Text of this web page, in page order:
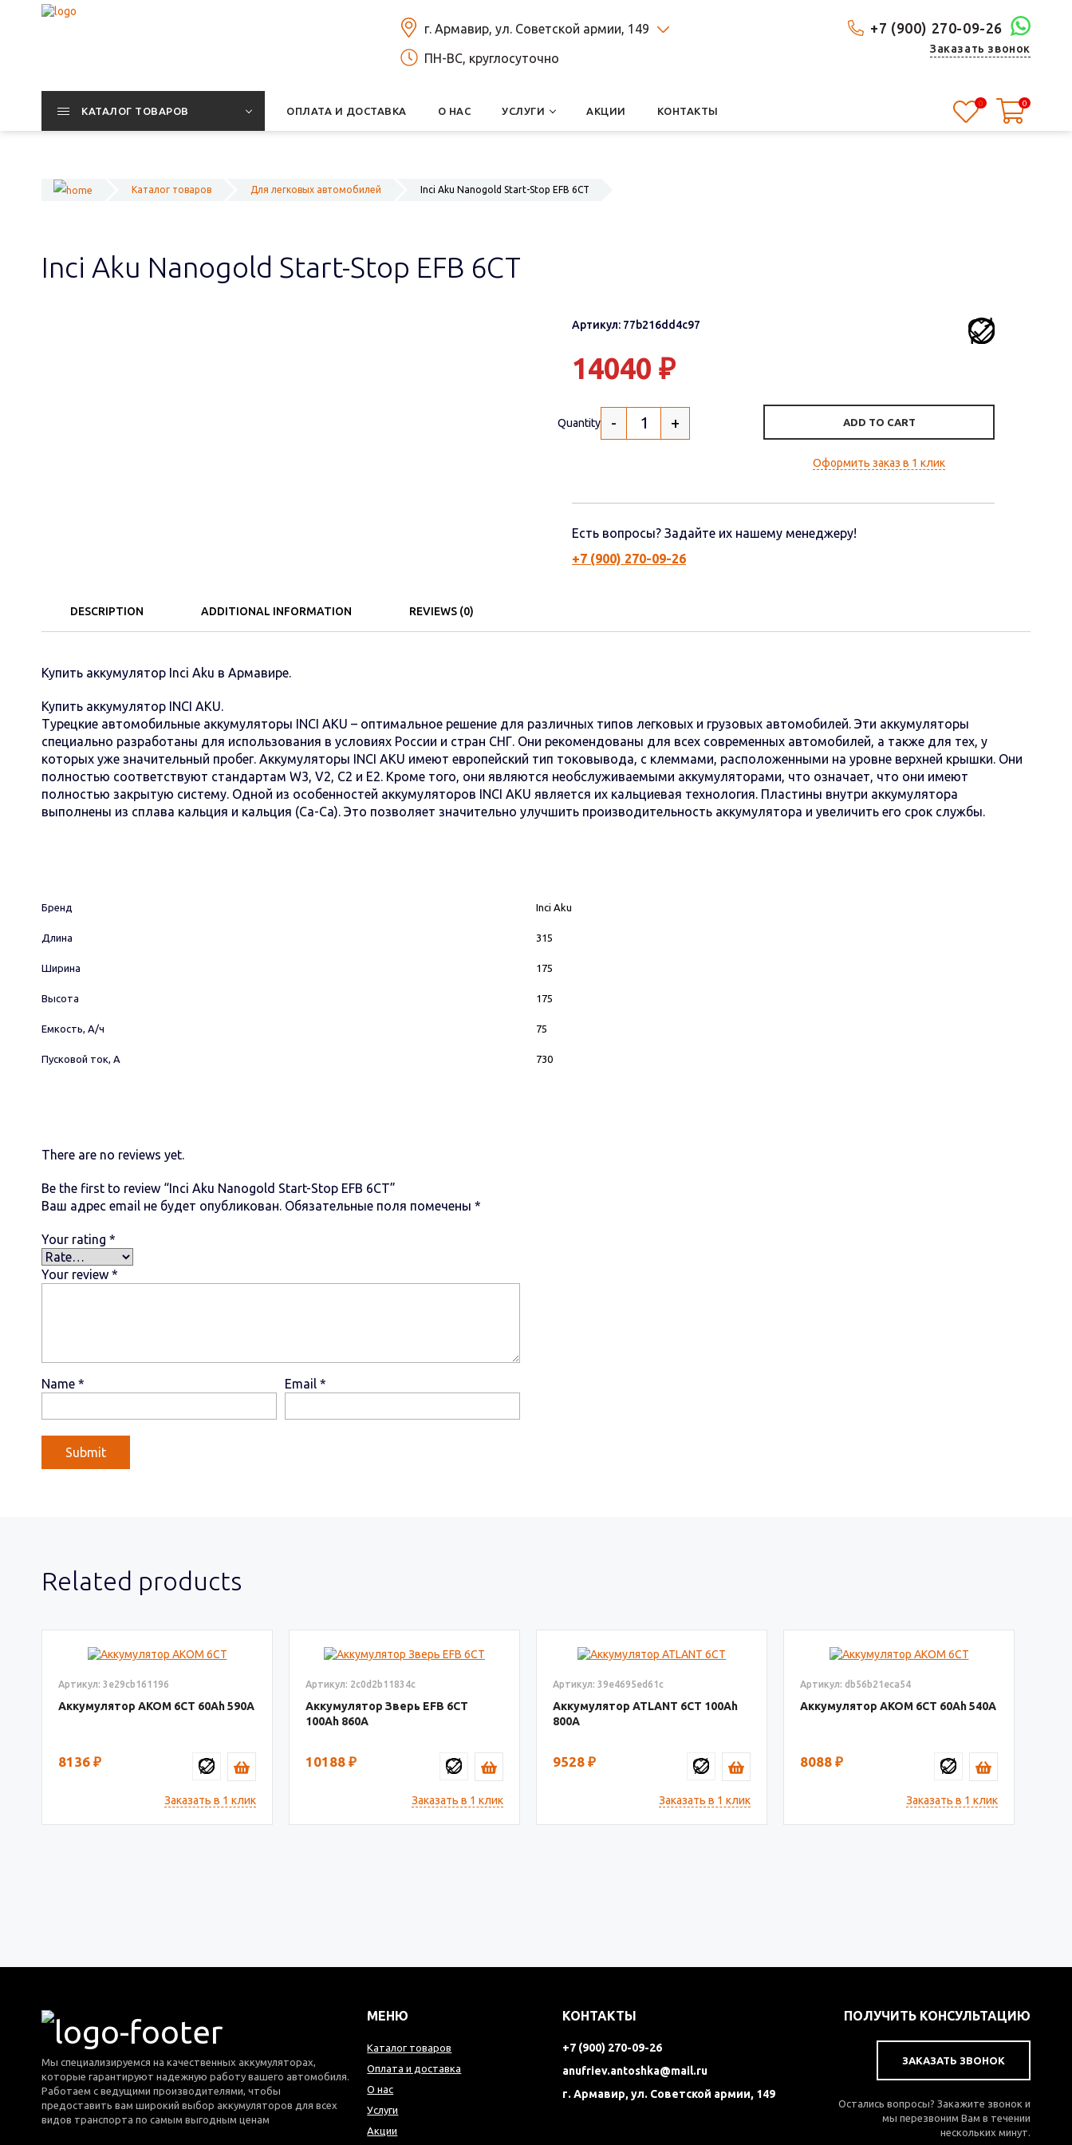
+7 (900) 270-09-26
Заказать звонок
г. Армавир, ул. Советской армии, 149
ПН-ВС, круглосуточно
КАТАЛОГ ТОВАРОВ ОПЛАТА И ДОСТАВКА О НАС УСЛУГИ АКЦИИ КОНТАКТЫ
0 0
Каталог товаров Для легковых автомобилей Inci Aku Nanogold Start-Stop EFB 6СТ
Inci Aku Nanogold Start-Stop EFB 6СТ
Артикул: 77b216dd4c97
14040 ₽
Quantity - + ADD TO CART
Оформить заказ в 1 клик
Есть вопросы? Задайте их нашему менеджеру!
+7 (900) 270-09-26
DESCRIPTION ADDITIONAL INFORMATION REVIEWS (0)
Купить аккумулятор Inci Aku в Армавире.
Купить аккумулятор INCI AKU.
Турецкие автомобильные аккумуляторы INCI AKU – оптимальное решение для различных типов легковых и грузовых автомобилей. Эти аккумуляторы
специально разработаны для использования в условиях России и стран СНГ. Они рекомендованы для всех современных автомобилей, а также для тех, у
которых уже значительный пробег. Аккумуляторы INCI AKU имеют европейский тип токовывода, с клеммами, расположенными на уровне верхней крышки. Они
полностью соответствуют стандартам W3, V2, C2 и E2. Кроме того, они являются необслуживаемыми аккумуляторами, что означает, что они имеют
полностью закрытую систему. Одной из особенностей аккумуляторов INCI AKU является их кальциевая технология. Пластины внутри аккумулятора
выполнены из сплава кальция и кальция (Ca-Ca). Это позволяет значительно улучшить производительность аккумулятора и увеличить его срок службы.
Бренд Inci Aku
Длина 315
Ширина 175
Высота 175
Емкость, А/ч 75
Пусковой ток, А 730
There are no reviews yet.
Be the first to review “Inci Aku Nanogold Start-Stop EFB 6СТ”
Ваш адрес email не будет опубликован. Обязательные поля помечены *
Your rating *
Your review *
Name * Email *
Related products
Артикул: 3e29cb161196
Аккумулятор AКОМ 6СТ 60 590
8136 ₽
Заказать в 1 клик
Артикул: 2c0d2b11834c
Аккумулятор Зверь EFB 6СТ
100
860
10188 ₽
Заказать в 1 клик
Артикул: 39e4695ed61c
Аккумулятор ATLANT 6СТ 100
800
9528 ₽
Заказать в 1 клик
Артикул: db56b21eca54
Аккумулятор AКОМ 6СТ 60 540
8088 ₽
Заказать в 1 клик
Мы специализируемся на качественных аккумуляторах,
которые гарантируют надежную работу вашего автомобиля.
Работаем с ведущими производителями, чтобы
предоставить вам широкий выбор аккумуляторов для всех
видов транспорта по самым выгодным ценам
МЕНЮ
Каталог товаров
Оплата и доставка
О нас
Услуги
Акции
КОНТАКТЫ
+7 (900) 270-09-26
anufriev.antoshka@mail.ru
г. Армавир, ул. Советской армии, 149
ПОЛУЧИТЬ КОНСУЛЬТАЦИЮ
ЗАКАЗАТЬ ЗВОНОК
Остались вопросы? Закажите звонок и
мы перезвоним Вам в течении
нескольких минут.